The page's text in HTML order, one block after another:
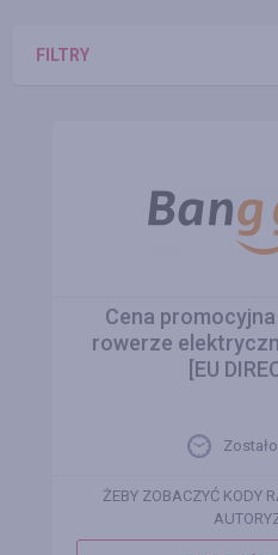
FILTRY
Cena promocyjna
rowerze
[EU
ŻEBY ZOBACZYĆ KODY